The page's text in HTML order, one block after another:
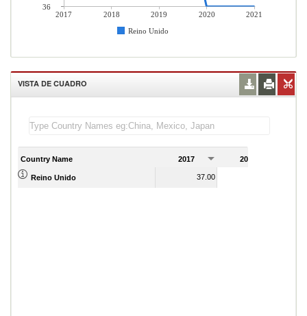
2017 2018 2019 2020
2021
Reino Unido
36
VISTA DE CUADRO
Country Name 2017 2018
Reino Unido 37.00